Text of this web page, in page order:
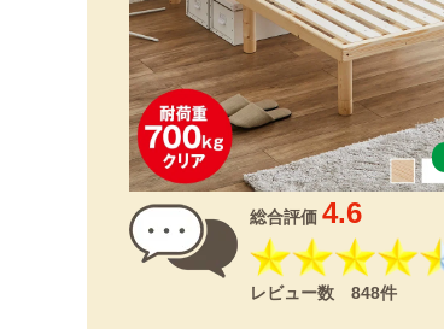
総合評価 4.6
レビュー数 848件